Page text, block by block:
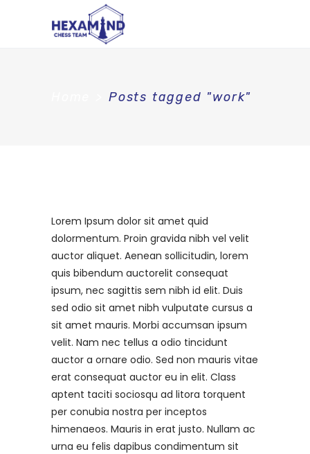
Posts tagged "work"
Lorem Ipsum dolor sit amet quid
dolormentum. Proin gravida nibh vel velit
auctor aliquet. Aenean sollicitudin, lorem
quis bibendum auctorelit consequat
ipsum, nec sagittis sem nibh id elit. Duis
sed odio sit amet nibh vulputate cursus a
sit amet mauris. Morbi accumsan ipsum
velit. Nam nec tellus a odio tincidunt
auctor a ornare odio. Sed non mauris vitae
erat consequat auctor eu in elit. Class
aptent taciti sociosqu ad litora torquent
per conubia nostra per inceptos
himenaeos. Mauris in erat justo. Nullam ac
urna eu felis dapibus condimentum sit